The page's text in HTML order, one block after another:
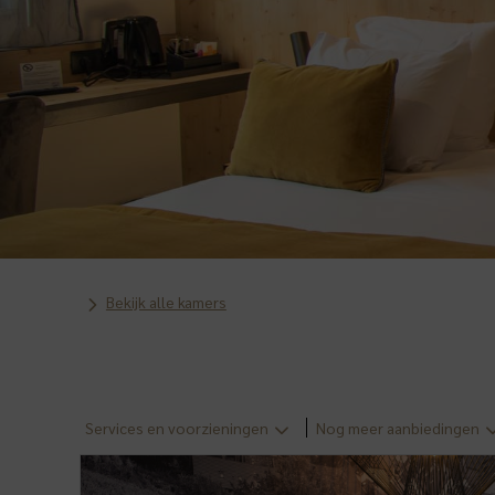
Bekijk alle kamers
Services en voorzieningen Nog meer aanbiedingen